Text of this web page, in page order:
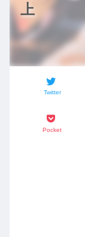
上
Twitter
Pocket